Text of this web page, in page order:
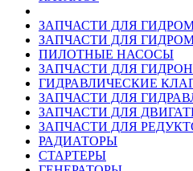
ЗАПЧАСТИ ДЛЯ
ЗАПЧАСТИ ДЛЯ
ПИЛОТНЫЕ НАСОСЫ
ЗАПЧАСТИ ДЛЯ
ГИДРАВЛИЧЕСКИЕ
ЗАПЧАСТИ ДЛЯ
ЗАПЧАСТИ ДЛЯ
ЗАПЧАСТИ ДЛЯ
РАДИАТОРЫ
СТАРТЕРЫ